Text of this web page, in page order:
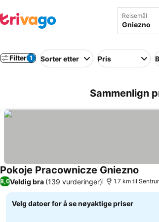
Reisemål
Filter 1 Sorter etter Pris
Sammenlign
Pokoje Pracownicze Gniezno
8,0Veldig bra (139 vurderinger) 1.7 km til
Velg datoer for å se nøyaktige priser